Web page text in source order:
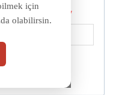
için
olabilirsin.